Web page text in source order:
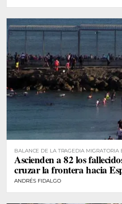
BALANCE DE LA TRAGEDIA MIGRATORIA
Ascienden a 82 los
cruzar la frontera hacia
ANDRÉS FIDALGO